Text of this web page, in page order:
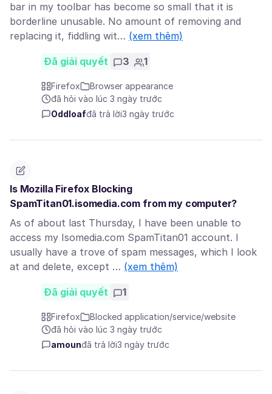
bar in my toolbar has become so small that it is
borderline unusable. No amount of removing and
replacing it, fiddling wit… (xem thêm)
Đã giải quyết 3 1
Firefox
Browser appearance
đã hỏi vào lúc 3 ngày trước
Oddloafđã trả lời3 ngày trước
Is Mozilla Firefox Blocking
SpamTitan01.isomedia.com from my computer?
As of about last Thursday, I have been unable to
access my Isomedia.com SpamTitan01 account. I
usually have a trove of spam messages, which I look
at and delete, except … (xem thêm)
Đã giải quyết 1
Firefox
Blocked application/service/website
đã hỏi vào lúc 3 ngày trước
amounđã trả lời3 ngày trước